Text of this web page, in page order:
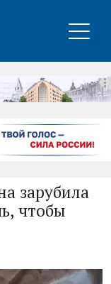
зарубила
чтобы